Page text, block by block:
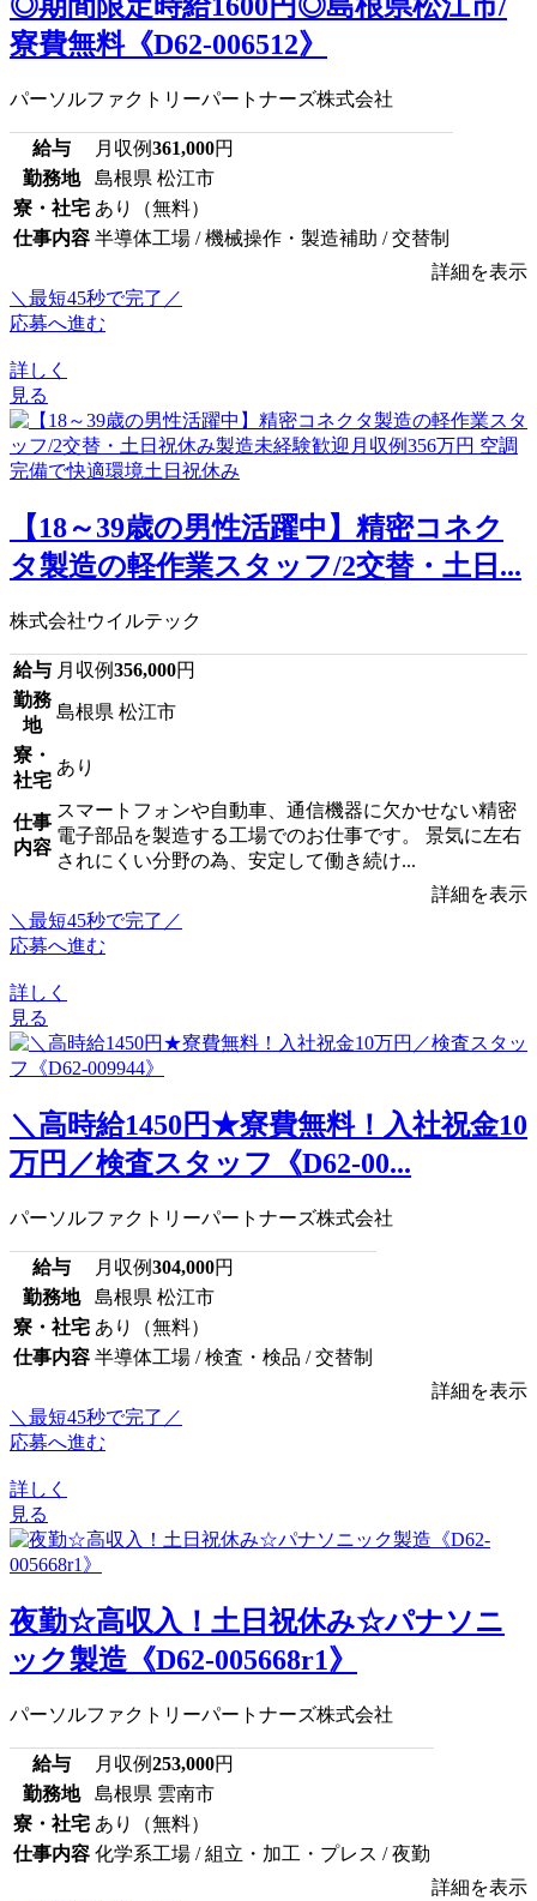
◎期間限定時給1600円◎島根県松江市/
寮費無料《D62-006512》
パーソルファクトリーパートナーズ株式会社
給与 月収例361,000円
勤務地
島根県 松江市
寮・社宅 あり（無料）
仕事内容 半導体工場 / 機械操作・製造補助 / 交替制
詳細を表示
＼最短45秒で完了／
応募へ進む
詳しく
見る
【18～39歳の男性活躍中】精密コネク
タ製造の軽作業スタッフ/2交替・土日...
株式会社ウイルテック
給与 月収例356,000円
勤務
地
島根県 松江市
寮・
社宅
あり
仕事
内容
スマートフォンや自動車、通信機器に欠かせない精密
電子部品を製造する工場でのお仕事です。 景気に左右
されにくい分野の為、安定して働き続け...
詳細を表示
＼最短45秒で完了／
応募へ進む
詳しく
見る
＼高時給1450円★寮費無料！入社祝金10
万円／検査スタッフ《D62-00...
パーソルファクトリーパートナーズ株式会社
給与 月収例304,000円
勤務地
島根県 松江市
寮・社宅 あり（無料）
仕事内容 半導体工場 / 検査・検品 / 交替制
詳細を表示
＼最短45秒で完了／
応募へ進む
詳しく
見る
夜勤☆高収入！土日祝休み☆パナソニ
ック製造《D62-005668r1》
パーソルファクトリーパートナーズ株式会社
給与 月収例253,000円
勤務地
島根県 雲南市
寮・社宅 あり（無料）
仕事内容 化学系工場 / 組立・加工・プレス / 夜勤
詳細を表示